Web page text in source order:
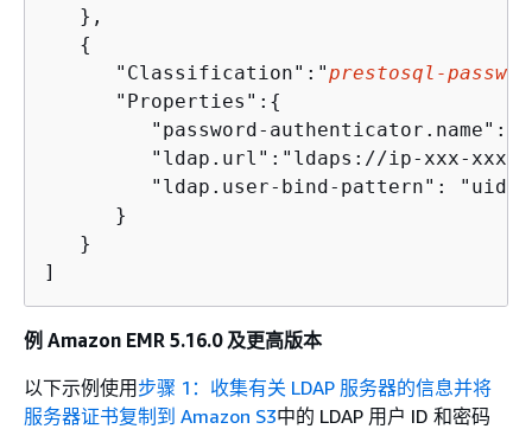
   },
{
      "Classification":"
prestosql-
      "Properties":
{
"password-
"ldap.url":"ldaps://ip-xxx-xxx-
         "ldap.user-bind-pattern": "uid=$
      }
   }
例 Amazon EMR 5.16.0 及更高版本
以下示例使用步骤 1：收集有关 LDAP 服务器的信息并将
服务器证书复制到 Amazon S3中的 LDAP 用户 ID 和密码